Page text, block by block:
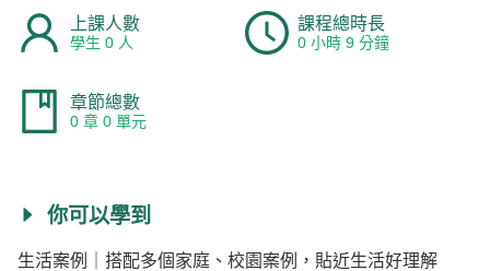
上課人數
學生 0 人
課程總時長
0 小時 9 分鐘
章節總數
0 章 0 單元
你可以學到
生活案例｜搭配多個家庭、校園案例，貼近生活好理解